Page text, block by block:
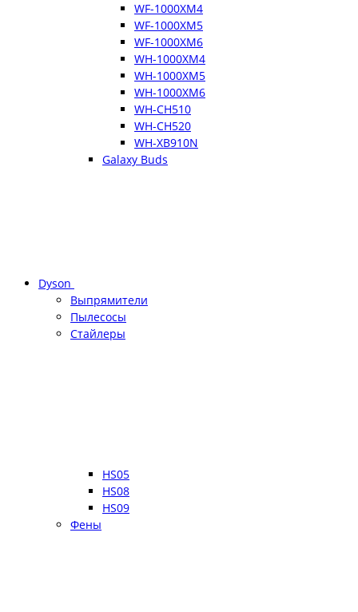
WF-1000XM4
WF-1000XM5
WF-1000XM6
WH-1000XM4
WH-1000XM5
WH-1000XM6
WH-CH510
WH-CH520
WH-XB910N
Galaxy Buds
Dyson
Выпрямители
Пылесосы
Стайлеры
HS05
HS08
HS09
Фены